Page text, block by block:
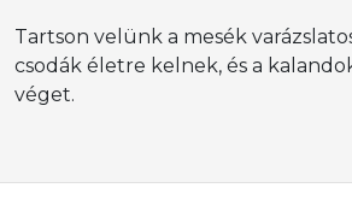
Tartson velünk a mesék
csodák életre kelnek, és a
véget.